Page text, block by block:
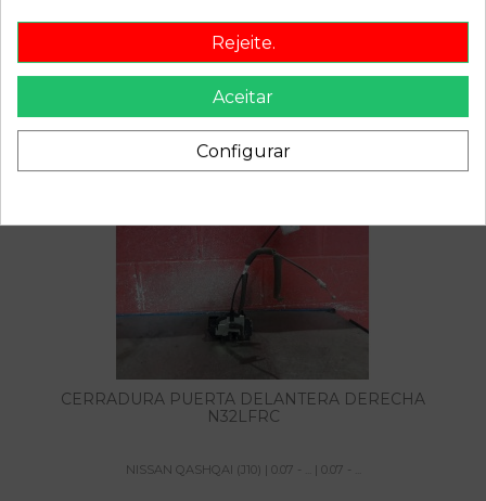
Recambio de amortiguador delantero izquierdo para nissan
qashqai (j10) | 0.07 - ... | 0.07 - ... referencia OEM IAM
Também poderá gostar
CERRADURA PUERTA DELANTERA DERECHA
N32LFRC
NISSAN QASHQAI (J10) | 0.07 - ... | 0.07 - ...
Rejeite.
Aceitar
Configurar